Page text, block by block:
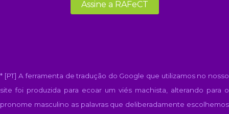
* [PT] A ferramenta de tradução do Google que utilizamos no nosso
site foi produzida para ecoar um viés machista, alterando para o
pronome masculino as palavras que deliberadamente escolhemos